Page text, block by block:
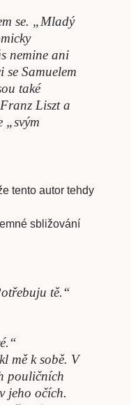
se. „Mladý
nemine ani
Samuelem
také
Liszt a
„svým
tento autor tehdy
sbližování
tě.“
mě k sobě. V
pouličních
jeho očích.